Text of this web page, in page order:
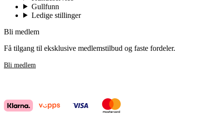
Gullfunn
Ledige stillinger
Bli medlem
Få tilgang til eksklusive medlemstilbud og faste fordeler.
Bli medlem